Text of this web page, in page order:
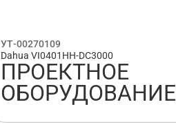
УТ-00270109
Dahua VI0401HH-DC3000
ПРОЕКТНОЕ
ОБОРУДОВАНИЕ